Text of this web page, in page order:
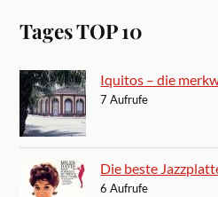
Tages TOP 10
Iquitos – die
7 Aufrufe
Die beste
6 Aufrufe